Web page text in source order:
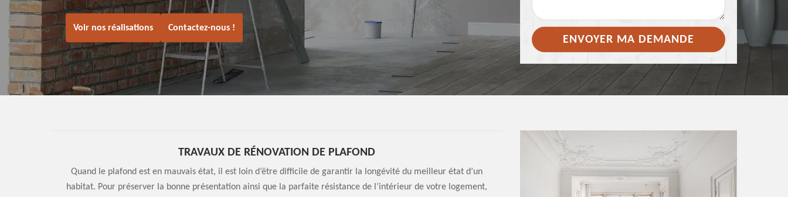
Voir nos réalisations Contactez-nous !
TRAVAUX DE RÉNOVATION DE PLAFOND
Quand le plafond est en mauvais état, il est loin d’être difficile de garantir la longévité du meilleur état d’un
habitat. Pour préserver la bonne présentation ainsi que la parfaite résistance de l’intérieur de votre logement,